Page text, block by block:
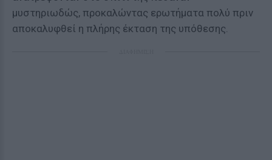
μυστηριωδώς, προκαλώντας ερωτήματα πολύ πριν
αποκαλυφθεί η πλήρης έκταση της υπόθεσης.